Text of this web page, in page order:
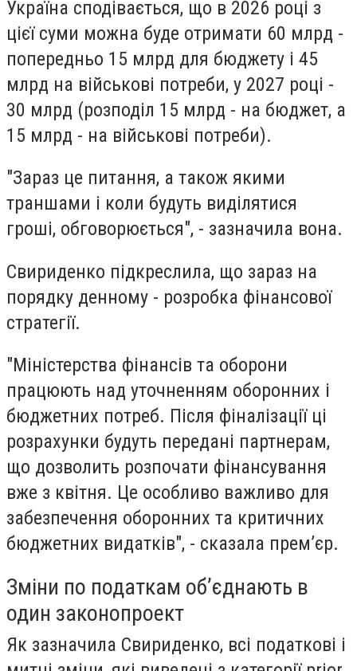
Україна сподівається, що в 2026 році з
цієї суми можна буде отримати 60 млрд -
попередньо 15 млрд для бюджету і 45
млрд на військові потреби, у 2027 році -
30 млрд (розподіл 15 млрд - на бюджет, а
15 млрд - на військові потреби).
"Зараз це питання, а також якими
траншами і коли будуть виділятися
гроші, обговорюється", - зазначила вона.
Свириденко підкреслила, що зараз на
порядку денному - розробка фінансової
стратегії.
"Міністерства фінансів та оборони
працюють над уточненням оборонних і
бюджетних потреб. Після фіналізації ці
розрахунки будуть передані партнерам,
що дозволить розпочати фінансування
вже з квітня. Це особливо важливо для
забезпечення оборонних та критичних
бюджетних видатків", - сказала прем’єр.
Зміни по податкам об’єднають в
один законопроект
Як зазначила Свириденко, всі податкові і